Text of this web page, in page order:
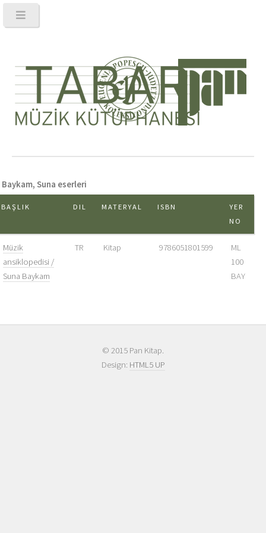
Baykam, Suna eserleri
BAŞLIK DIL MATERYAL ISBN
YER
NO
Müzik
ansiklopedisi /
Suna Baykam
TR Kitap 9786051801599
ML
100
BAY
© 2015 Pan Kitap.
Design: HTML5 UP